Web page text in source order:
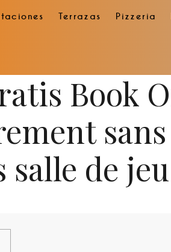
Terrazas Pizzeria
Book
de